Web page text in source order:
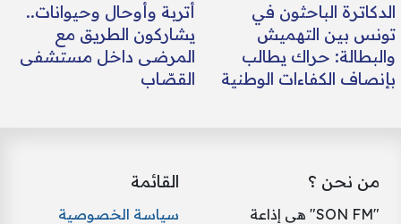
الدكاترة الباحثون في
تونس بين التهميش
والبطالة: حراك يطالب
بإنصاف الكفاءات الوطنية
أتربة وأوحال وحيوانات..
يشاركون الطريق مع
المرضى داخل مستشفى
القصّاب
من نحن ؟
"SON FM" هي إذاعة
القائمة
سياسة الخصوصية